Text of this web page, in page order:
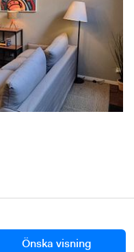
Önska visning